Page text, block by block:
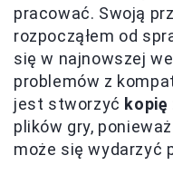
pracować. Swoją
rozpocząłem od
się w najnowszej
problemów z
jest stworzyć kopię
plików gry,
może się wydarzyć